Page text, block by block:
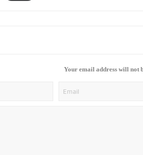
Your email address will not